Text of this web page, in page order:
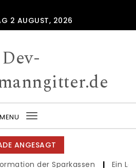
2 AUGUST, 2026
Dev-
MENU
Toggle
navigation
ANGESAGT
der Sparkassen | Ein